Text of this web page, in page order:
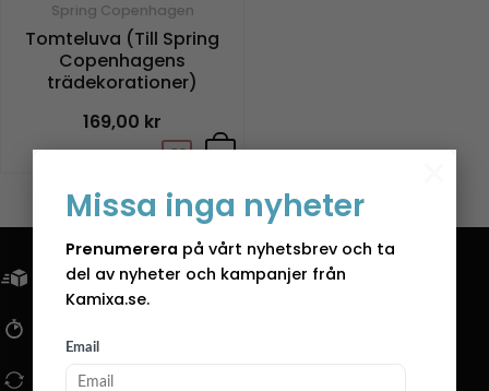
Missa inga nyheter
Prenumerera på vårt nyhetsbrev och ta
del av nyheter och kampanjer från
Kamixa.se.
Email
Spring Copenhagen
Tomteluva (Till Spring
Copenhagens
trädekorationer)
169,00 kr
+
FRI FRAKT ÖVER 799KR
14 DAGARS ÖPPET KÖP